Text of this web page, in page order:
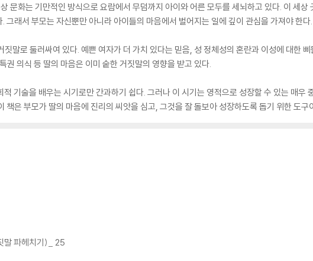
문화는 기만적인 방식으로 요람에서 무덤까지 아이와 어른 모두를 세뇌하고 있다. 이 세상
그래서 부모는 자신뿐만 아니라 아이들의 마음에서 벌어지는 일에 깊이 관심을 가져야 한다.
말로 둘러싸여 있다. 예쁜 여자가 더 가치 있다는 믿음, 성 정체성의 혼란과 이성에 대한
권 의식 등 딸의 마음은 이미 숱한 거짓말의 영향을 받고 있다.
기술을 배우는 시기로만 간과하기 쉽다. 그러나 이 시기는 영적으로 성장할 수 있는 매우
책은 부모가 딸의 마음에 진리의 씨앗을 심고, 그것을 잘 돌보아 성장하도록 돕기 위한 도구
말 파헤치기)_ 25